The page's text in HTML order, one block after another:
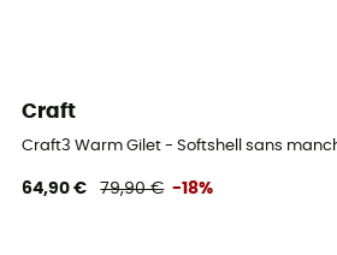
Craft
Craft3 Warm Gilet - Softshell sans
64,90 € 79,90 € -18%